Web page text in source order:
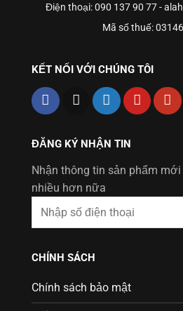
Điện thoại: 090 137 90 77 -
Mã số thuế:
KẾT NỐI VỚI CHÚNG TÔI
ĐĂNG KÝ NHẬN TIN
Nhận thông tin sản phẩm
nhiều hơn nữa
CHÍNH SÁCH
Chính sách bảo mật